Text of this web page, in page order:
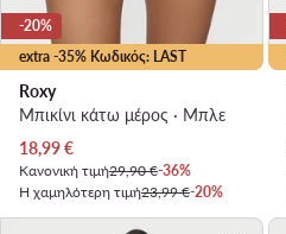
extra -35% Κωδικός: LAST
-20%
Roxy
Μπικίνι κάτω μέρος · Μπλε
Τρέχουσα τιμή
18,99€
Κανονική τιμή29,90 €-36%
Η χαμηλότερη τιμή23,99 €-20%